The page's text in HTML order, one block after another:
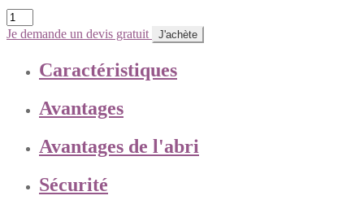
Abri
de
Spa
quantity
Je demande un devis gratuit J'achète
Caractéristiques
Avantages
Avantages de l'abri
Sécurité